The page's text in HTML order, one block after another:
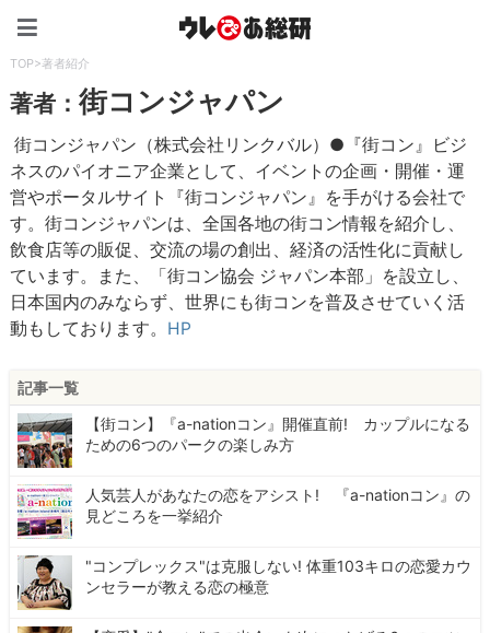
TOP>著者紹介
著者：街コンジャパン
街コンジャパン（株式会社リンクバル）●『街コン』ビジ
ネスのパイオニア企業として、イベントの企画・開催・運
営やポータルサイト『街コンジャパン』を手がける会社で
す。街コンジャパンは、全国各地の街コン情報を紹介し、
飲食店等の販促、交流の場の創出、経済の活性化に貢献し
ています。また、「街コン協会 ジャパン本部」を設立し、
日本国内のみならず、世界にも街コンを普及させていく活
動もしております。 HP
記事一覧
【街コン】『a-nationコン』開催直前! カップルになる
ための6つのパークの楽しみ方
人気芸人があなたの恋をアシスト! 『a-nationコン』の
見どころを一挙紹介
"コンプレックス"は克服しない! 体重103キロの恋愛カウ
ンセラーが教える恋の極意